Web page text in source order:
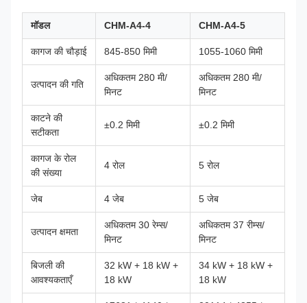
मॉडल CHM-A4-4 CHM-A4-5
कागज की चौड़ाई 845-850 मिमी 1055-1060 मिमी
उत्पादन की गति
अधिकतम 280 मी/
मिनट
अधिकतम 280 मी/
मिनट
काटने की
सटीकता
±0.2 मिमी ±0.2 मिमी
कागज के रोल
की संख्या
4 रोल 5 रोल
जेब 4 जेब 5 जेब
उत्पादन क्षमता
अधिकतम 30 रेम्स/
मिनट
अधिकतम 37 रीम्स/
मिनट
बिजली की
आवश्यकताएँ
32 kW + 18 kW +
18 kW
34 kW + 18 kW +
18 kW